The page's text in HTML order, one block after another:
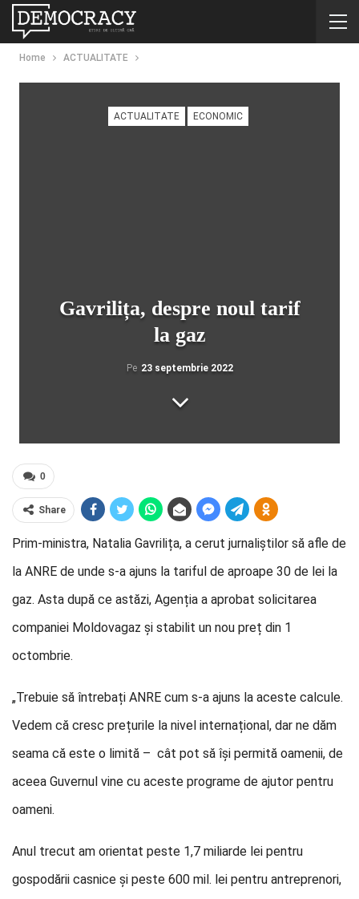
Home ACTUALITATE
ACTUALITATE ECONOMIC
Gavrilița, despre noul tarif
la gaz
Pe 23 septembrie 2022
0
Share
Prim-ministra, Natalia Gavrilița, a cerut jurnaliștilor să afle de
la ANRE de unde s-a ajuns la tariful de aproape 30 de lei la
gaz. Asta după ce astăzi, Agenția a aprobat solicitarea
companiei Moldovagaz și stabilit un nou preț din 1
octombrie.
„Trebuie să întrebați ANRE cum s-a ajuns la aceste calcule.
Vedem că cresc prețurile la nivel internațional, dar ne dăm
seama că este o limită – cât pot să își permită oamenii, de
aceea Guvernul vine cu aceste programe de ajutor pentru
oameni.
Anul trecut am orientat peste 1,7 miliarde lei pentru
gospodării casnice și peste 600 mil. lei pentru antreprenori,